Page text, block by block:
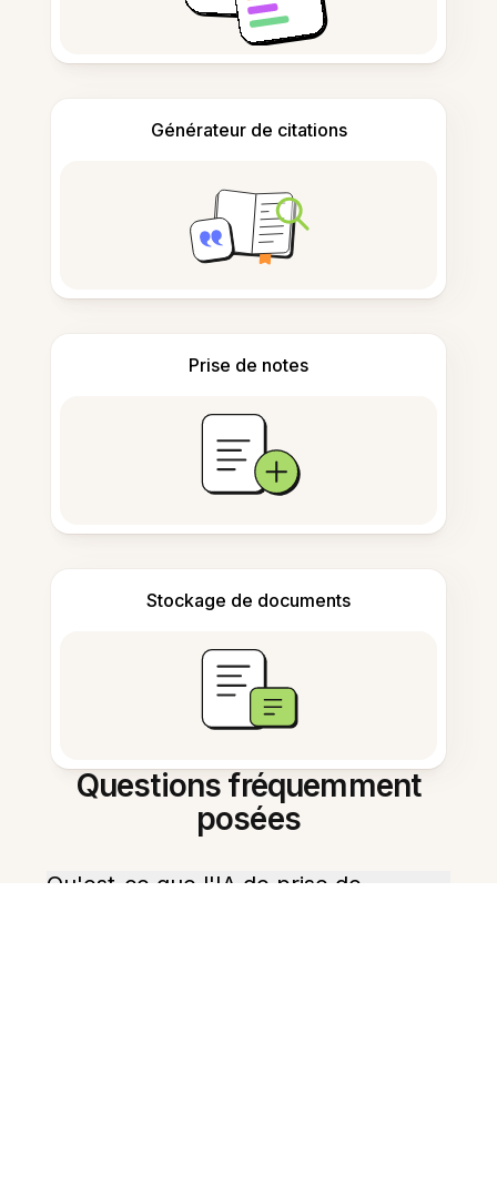
Générateur de citations
Prise de notes
Stockage de documents
Questions fréquemment
posées
Qu'est-ce que l'IA de prise de